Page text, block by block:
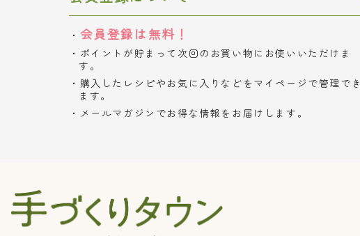
会員登録は無料！
ポイントが貯まって次回のお買い物にお使いいただけま
す。
購入したレシピやお気に入りなどをマイページで管理でき
ます。
メールマガジンでお得な情報をお届けします。